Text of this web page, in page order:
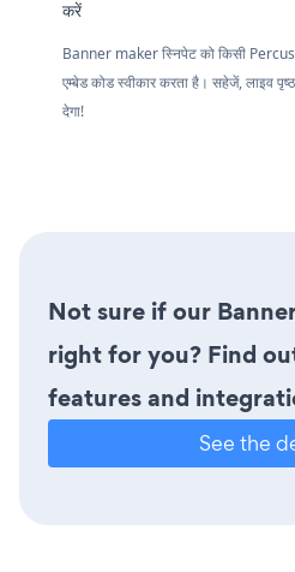
करें
Banner maker स्निपेट को किसी
एम्बेड कोड स्वीकार करता है। सहेजें, लाइव
देगा!
Not sure if our
right for you? Find
features and
See the